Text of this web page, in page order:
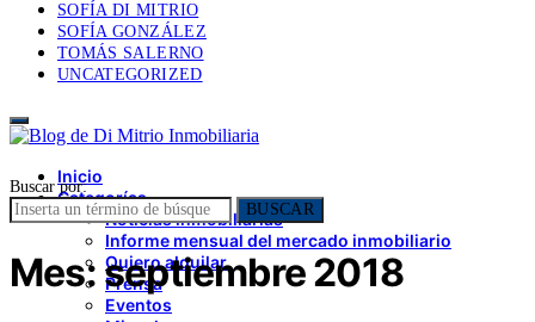
SOFÍA DI MITRIO
SOFÍA GONZÁLEZ
TOMÁS SALERNO
UNCATEGORIZED
Inicio
Categorías
Noticias inmobiliarias
Informe mensual del mercado inmobiliario
Quiero alquilar
Prensa
Eventos
Buscar por:
BUSCAR
Mes: septiembre 2018